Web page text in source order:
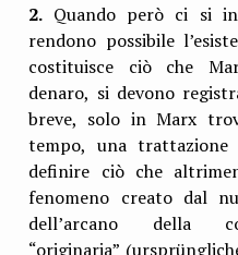
2. Quando però ci si
rendono possibile
costituisce ciò che
denaro, si devono
breve, solo in Marx
tempo, una
definire ciò che
fenomeno creato dal
dell’arcano della
“originaria”